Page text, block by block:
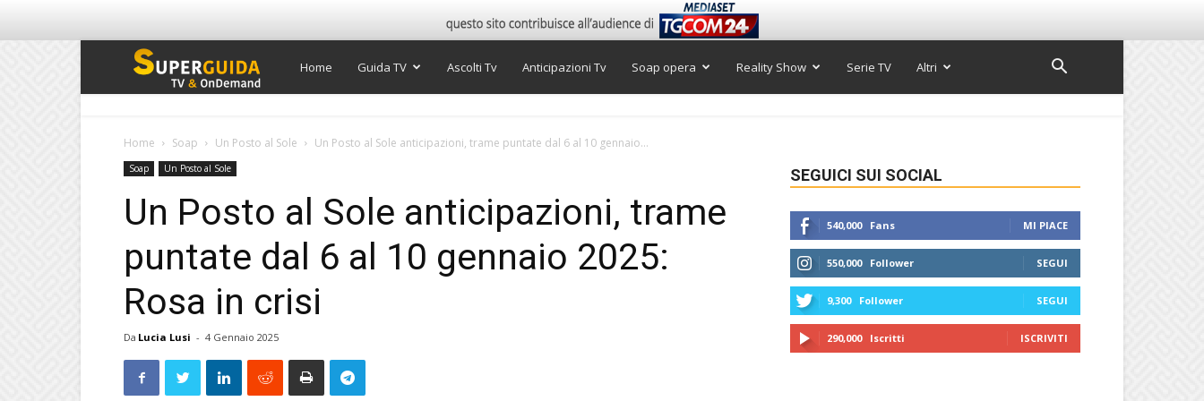
Super
Home Guida TV Ascolti Tv Anticipazioni Tv Soap opera Reality Show Serie TV Altri
Home Soap Un Posto al Sole Un Posto al Sole anticipazioni, trame puntate dal 6 al 10 gennaio...
Soap Un Posto al Sole
Un Posto al Sole anticipazioni, trame
puntate dal 6 al 10 gennaio 2025:
Rosa in crisi
Da Lucia Lusi - 4 Gennaio 2025
SEGUICI SUI SOCIAL
540,000 Fans MI PIACE
550,000 Follower SEGUI
9,300 Follower SEGUI
290,000 Iscritti ISCRIVITI